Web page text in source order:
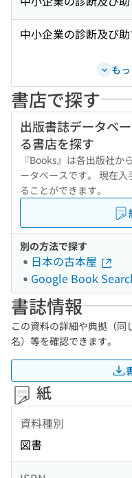
中小企業の診断及び
もっ
書店で探す
出版書誌データベ
る書店を探す
『Books』は各出版社か
ータベースです。 現在
ることができます。
別の方法で探す
日本の古本屋
Google Book
書誌情報
この資料の詳細や典拠（
名）等を確認できます。
紙
資料種別
図書